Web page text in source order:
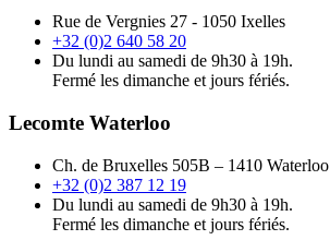
Rue de Vergnies 27 - 1050 Ixelles
+32 (0)2 640 58 20
Du lundi au samedi de 9h30 à 19h.
Fermé les dimanche et jours fériés.
Lecomte Waterloo
Ch. de Bruxelles 505B – 1410 Waterloo
+32 (0)2 387 12 19
Du lundi au samedi de 9h30 à 19h.
Fermé les dimanche et jours fériés.